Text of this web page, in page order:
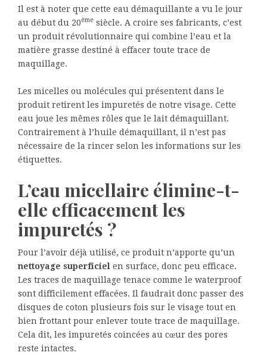
Il est à noter que cette eau démaquillante a vu le jour
au début du 20ème siècle. A croire ses fabricants, c’est
un produit révolutionnaire qui combine l’eau et la
matière grasse destiné à effacer toute trace de
maquillage.
Les micelles ou molécules qui présentent dans le
produit retirent les impuretés de notre visage. Cette
eau joue les mêmes rôles que le lait démaquillant.
Contrairement à l’huile démaquillant, il n’est pas
nécessaire de la rincer selon les informations sur les
étiquettes.
L’eau micellaire élimine-t-
elle efficacement les
impuretés ?
Pour l’avoir déjà utilisé, ce produit n’apporte qu’un
nettoyage superficiel en surface, donc peu efficace.
Les traces de maquillage tenace comme le waterproof
sont difficilement effacées. Il faudrait donc passer des
disques de coton plusieurs fois sur le visage tout en
bien frottant pour enlever toute trace de maquillage.
Cela dit, les impuretés coincées au cœur des pores
reste intactes.